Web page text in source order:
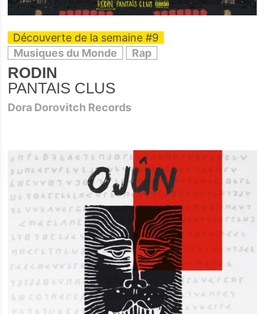
Découverte de la semaine #9
Musiques du Monde
Rap
RODIN
PANTAIS CLUS
Dora Dorovitch Records